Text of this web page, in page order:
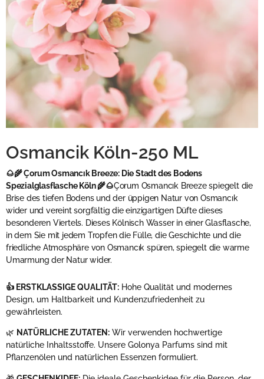
Osmancik Köln-250 ML
🌰🌾 Çorum Osmancık Breeze: Die Stadt des Bodens
Spezialglasflasche Köln 🌾🌰Çorum Osmancık Breeze spiegelt die
Brise des tiefen Bodens und der üppigen Natur von Osmancık
wider und vereint sorgfältig die einzigartigen Düfte dieses
besonderen Viertels. Dieses Kölnisch Wasser in einer Glasflasche,
in dem Sie mit jedem Tropfen die Fülle, die Geschichte und die
friedliche Atmosphäre von Osmancık spüren, spiegelt die warme
Umarmung der Natur wider.
👍 ERSTKLASSIGE QUALITÄT: Hohe Qualität und modernes
Design, um Haltbarkeit und Kundenzufriedenheit zu
gewährleisten.
🌿 NATÜRLICHE ZUTATEN: Wir verwenden hochwertige
natürliche Inhaltsstoffe. Unsere Golonya Parfums sind mit
Pflanzenölen und natürlichen Essenzen formuliert.